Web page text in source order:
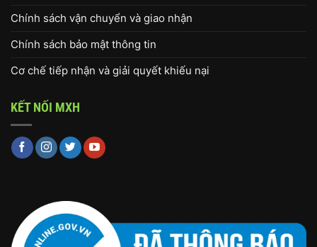
Chính sách vận chuyển và giao nhận
Chính sách bảo mật thông tin
Cơ chế tiếp nhận và giải quyết khiếu nại
KẾT NỐI MXH